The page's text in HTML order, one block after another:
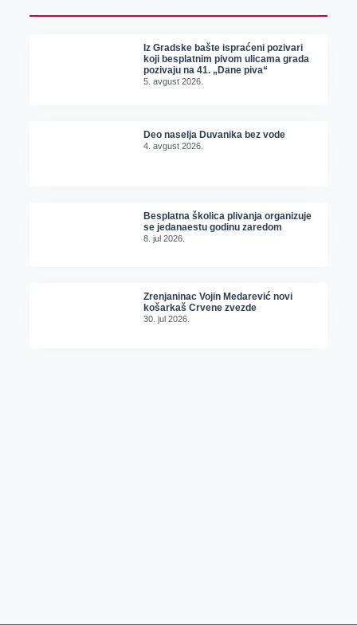
Iz Gradske bašte ispraćeni pozivari
koji besplatnim pivom ulicama grada
pozivaju na 41. „Dane piva“
5. avgust 2026.
Deo naselja Duvanika bez vode
4. avgust 2026.
Besplatna školica plivanja organizuje
se jedanaestu godinu zaredom
8. jul 2026.
Zrenjaninac Vojin Medarević novi
košarkaš Crvene zvezde
30. jul 2026.